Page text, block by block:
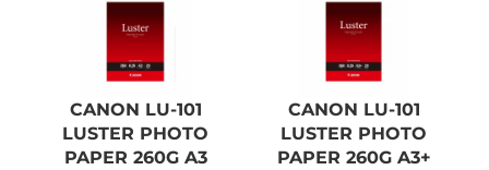
CANON LU-101
LUSTER PHOTO
PAPER 260G A3
CANON LU-101
LUSTER PHOTO
PAPER 260G A3+